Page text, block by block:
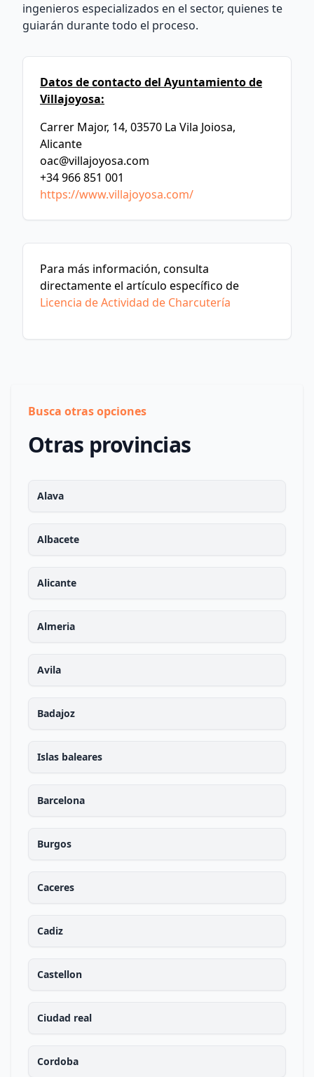
ingenieros especializados en el sector, quienes te
guiarán durante todo el proceso.
Datos de contacto del Ayuntamiento de
Villajoyosa:
Carrer Major, 14, 03570 La Vila Joiosa,
Alicante
oac@villajoyosa.com
+34 966 851 001
https://www.villajoyosa.com/
Para más información, consulta
directamente el artículo específico de
Licencia de Actividad de Charcutería
Busca otras opciones
Otras provincias
Alava
Albacete
Alicante
Almeria
Avila
Badajoz
Islas baleares
Barcelona
Burgos
Caceres
Cadiz
Castellon
Ciudad real
Cordoba